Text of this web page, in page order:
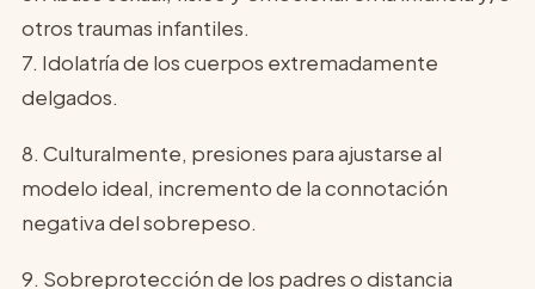
otros traumas infantiles.
7. Idolatría de los cuerpos extremadamente
delgados.
8. Culturalmente, presiones para ajustarse al
modelo ideal, incremento de la connotación
negativa del sobrepeso.
9. Sobreprotección de los padres o distancia